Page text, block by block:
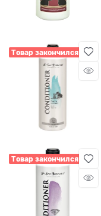
Товар закончился
Товар закончился